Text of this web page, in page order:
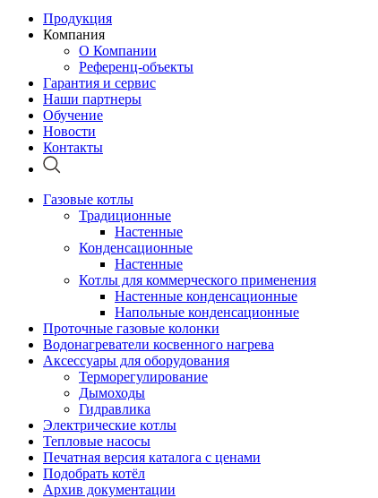
Продукция
Компания
О Компании
Референц-объекты
Гарантия и сервис
Наши партнеры
Обучение
Новости
Контакты
Газовые котлы
Традиционные
Настенные
Конденсационные
Настенные
Котлы для коммерческого применения
Настенные конденсационные
Напольные конденсационные
Проточные газовые колонки
Водонагреватели косвенного нагрева
Аксессуары для оборудования
Терморегулирование
Дымоходы
Гидравлика
Электрические котлы
Тепловые насосы
Печатная версия каталога с ценами
Подобрать котёл
Архив документации